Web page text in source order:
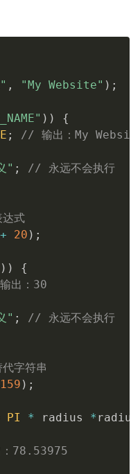
, "My Website" ) ;
) )
{
;
// 输出：My
" ;
// 永远不会执行
式
+ 20 ) ;
) )
{
出：30
" ;
// 永远不会执行
字符串
) ;
PI * radius * radius
78.53975